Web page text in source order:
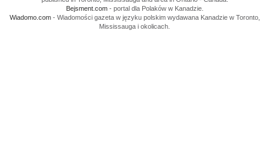
Bejsment.com- portal dla Polaków w Kanadzie.
Wiadomo.com- Wiadomości gazeta w języku polskim wydawana Kanadzie w Toronto,
Mississauga i okolicach.